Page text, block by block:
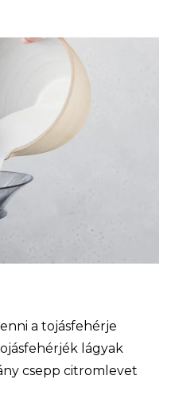
a tojásfehérje
lágyak
csepp citromlevet